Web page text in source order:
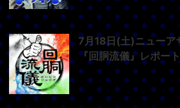
7月18日(土)ニューア
『回胴流儀』レポー